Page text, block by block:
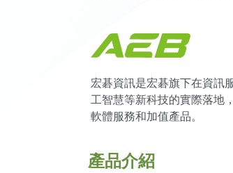
宏碁資訊是宏碁旗下在資訊
工智慧等新科技的實際落地
軟體服務和加值產品。
產品介紹